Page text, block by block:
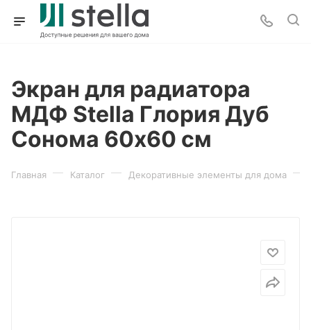
Экран для радиатора
МДФ Stella Глория Дуб
Сонома 60х60 см
Главная — Каталог — Декоративные элементы для дома —